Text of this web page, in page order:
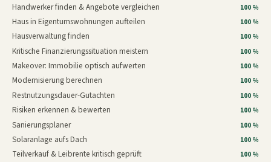
Handwerker finden & Angebote vergleichen 100 %
Haus in Eigentumswohnungen aufteilen 100 %
Hausverwaltung finden 100 %
Kritische Finanzierungssituation meistern 100 %
Makeover: Immobilie optisch aufwerten 100 %
Modernisierung berechnen 100 %
Restnutzungsdauer-Gutachten 100 %
Risiken erkennen & bewerten 100 %
Sanierungsplaner 100 %
Solaranlage aufs Dach 100 %
Teilverkauf & Leibrente kritisch geprüft 100 %